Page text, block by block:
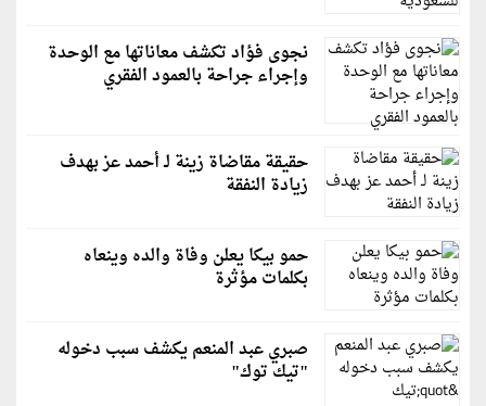
نجوى فؤاد تكشف معاناتها مع الوحدة
وإجراء جراحة بالعمود الفقري
حقيقة مقاضاة زينة لـ أحمد عز بهدف
زيادة النفقة
حمو بيكا يعلن وفاة والده وينعاه
بكلمات مؤثرة
صبري عبد المنعم يكشف سبب دخوله
"تيك توك"